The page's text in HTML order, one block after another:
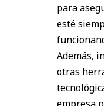
para
esté
Además,
otras